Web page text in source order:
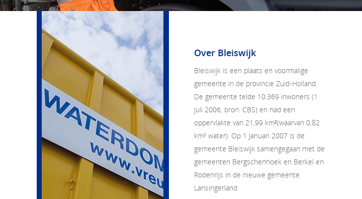
Over Bleiswijk
Bleiswijk is een plaats en voormalige
gemeente in de provincie Zuid-Holland.
De gemeente telde 10.369 inwoners (1
juli 2006, bron: CBS) en had een
oppervlakte van 21,99 km²(waarvan 0,82
km² water). Op 1 Januari 2007 is de
gemeente Bleiswijk samengegaan met de
gemeenten Bergschenhoek en Berkel en
Rodenrijs in de nieuwe gemeente
Lansingerland